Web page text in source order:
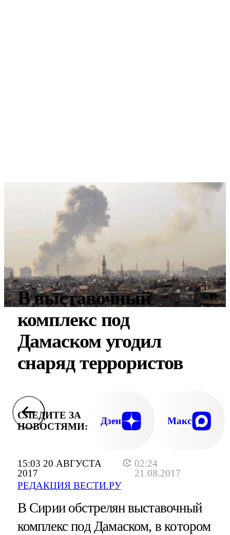
15:03 20 АВГУСТА
2017
02:24
21.08.2017
РЕДАКЦИЯ ВЕСТИ.РУ
В выставочный
комплекс под
Дамаском угодил
снаряд террористов
СЛЕДИТЕ ЗА
НОВОСТЯМИ:
Дзен Макс
В Сирии обстрелян выставочный
комплекс под Дамаском, в котором